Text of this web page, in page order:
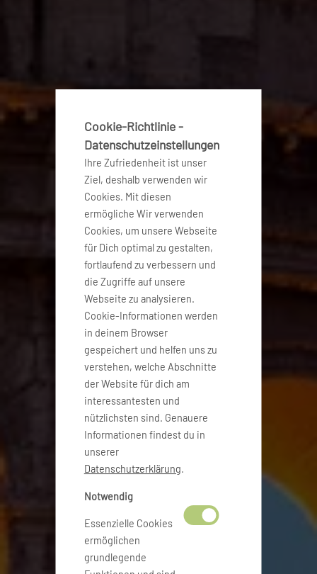
Cookie-Richtlinie -
Datenschutzeinstellungen
Ihre Zufriedenheit ist unser
Ziel, deshalb verwenden wir
Cookies. Mit diesen
ermögliche Wir verwenden
Cookies, um unsere Webseite
für Dich optimal zu gestalten,
fortlaufend zu verbessern und
die Zugriffe auf unsere
Webseite zu analysieren.
Cookie-Informationen werden
in deinem Browser
gespeichert und helfen uns zu
verstehen, welche Abschnitte
der Website für dich am
interessantesten und
nützlichsten sind. Genauere
Informationen findest du in
unserer
Datenschutzerklärung.
Notwendig
Essenzielle Cookies
ermöglichen
grundlegende